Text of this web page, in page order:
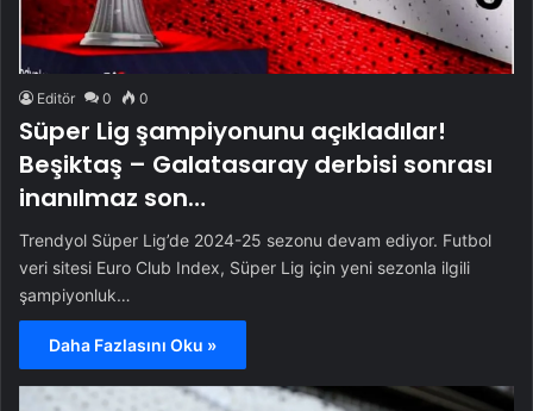
Editör 0 0
Süper Lig şampiyonunu açıkladılar!
Beşiktaş – Galatasaray derbisi sonrası
inanılmaz son…
Trendyol Süper Lig’de 2024-25 sezonu devam ediyor. Futbol
veri sitesi Euro Club Index, Süper Lig için yeni sezonla ilgili
şampiyonluk…
Daha Fazlasını Oku »